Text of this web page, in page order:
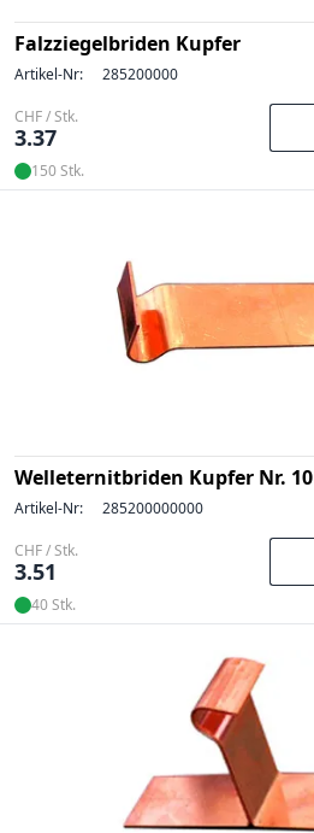
Falzziegelbriden Kupfer
Artikel-Nr: 285200000
CHF / Stk.
3.37
150 Stk.
Welleternitbriden Kupfer Nr. 10
Artikel-Nr: 285200000000
CHF / Stk.
3.51
40 Stk.